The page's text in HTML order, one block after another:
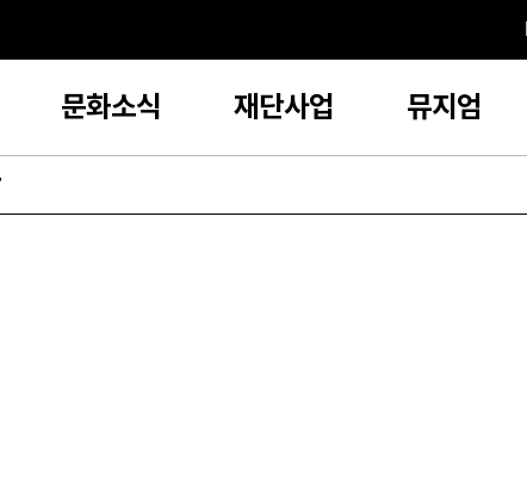
문화소식 재단사업 뮤지엄